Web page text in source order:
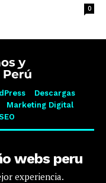
0
Descargas
Marketing Digital
webs peru
experiencia.